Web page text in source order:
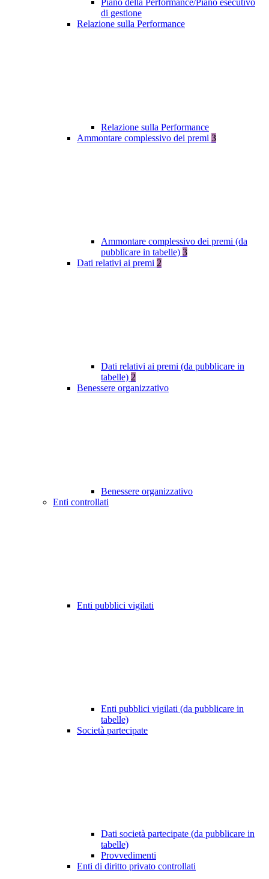
Piano della Performance/Piano esecutivo
di gestione
Relazione sulla Performance
Relazione sulla Performance
Ammontare complessivo dei premi 3
Ammontare complessivo dei premi (da
pubblicare in tabelle) 3
Dati relativi ai premi 2
Dati relativi ai premi (da pubblicare in
tabelle) 2
Benessere organizzativo
Benessere organizzativo
Enti controllati
Enti pubblici vigilati
Enti pubblici vigilati (da pubblicare in
tabelle)
Società partecipate
Dati società partecipate (da pubblicare in
tabelle)
Provvedimenti
Enti di diritto privato controllati